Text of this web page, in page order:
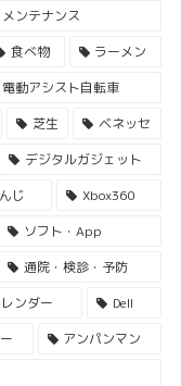
ンテナンス
食べ物
ラーメン
電動アシスト自転車
芝生
ベネッセ
デジタルガジェット
じ
Xbox360
ソフト・App
通院・検診・予防
ンダー
Dell
アンパンマン